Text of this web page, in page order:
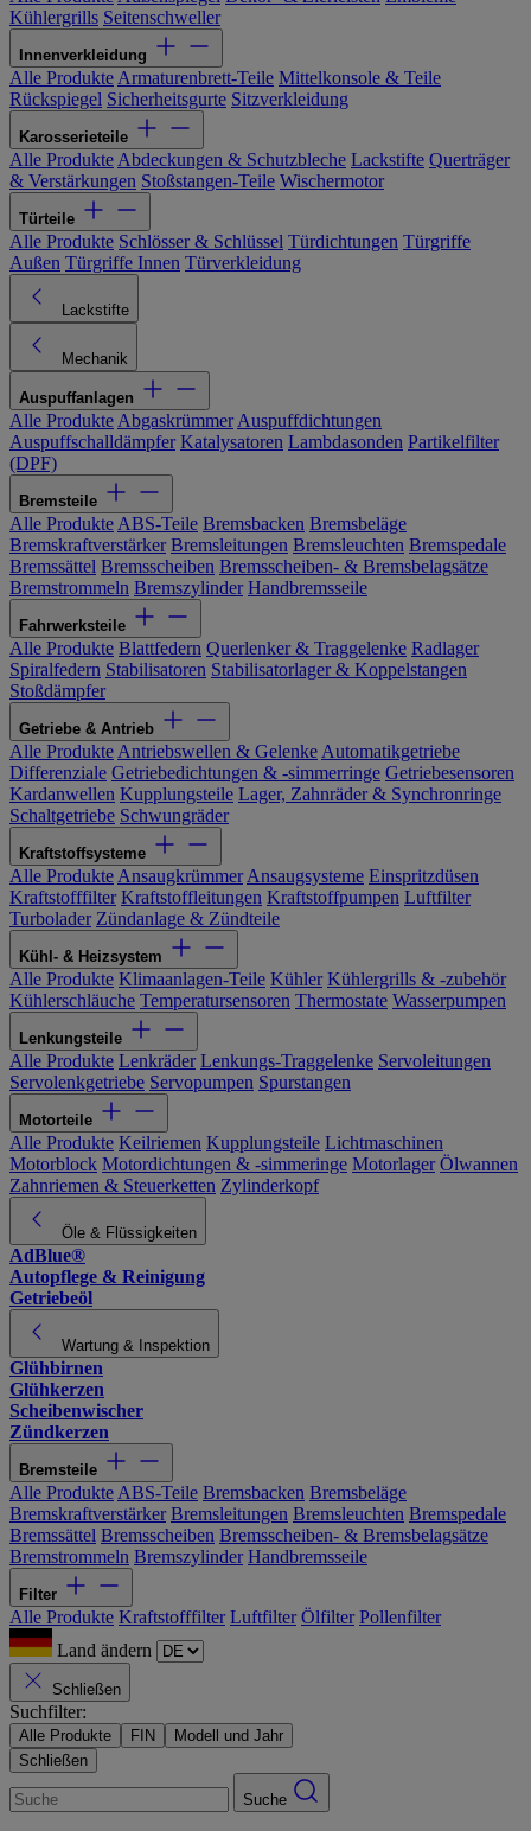
Kühlergrills Seitenschweller
Innenverkleidung
Alle Produkte Armaturenbrett-Teile Mittelkonsole & Teile
Rückspiegel Sicherheitsgurte Sitzverkleidung
Karosserieteile
Alle Produkte Abdeckungen & Schutzbleche Lackstifte Querträger
& Verstärkungen Stoßstangen-Teile Wischermotor
Türteile
Alle Produkte Schlösser & Schlüssel Türdichtungen Türgriffe
Außen Türgriffe Innen Türverkleidung
Lackstifte
Mechanik
Auspuffanlagen
Alle Produkte Abgaskrümmer Auspuffdichtungen
Auspuffschalldämpfer Katalysatoren Lambdasonden Partikelfilter
(DPF)
Bremsteile
Alle Produkte ABS-Teile Bremsbacken Bremsbeläge
Bremskraftverstärker Bremsleitungen Bremsleuchten Bremspedale
Bremssättel Bremsscheiben Bremsscheiben- & Bremsbelagsätze
Bremstrommeln Bremszylinder Handbremsseile
Fahrwerksteile
Alle Produkte Blattfedern Querlenker & Traggelenke Radlager
Spiralfedern Stabilisatoren Stabilisatorlager & Koppelstangen
Stoßdämpfer
Getriebe & Antrieb
Alle Produkte Antriebswellen & Gelenke Automatikgetriebe
Differenziale Getriebedichtungen & -simmerringe Getriebesensoren
Kardanwellen Kupplungsteile Lager, Zahnräder & Synchronringe
Schaltgetriebe Schwungräder
Kraftstoffsysteme
Alle Produkte Ansaugkrümmer Ansaugsysteme Einspritzdüsen
Kraftstofffilter Kraftstoffleitungen Kraftstoffpumpen Luftfilter
Turbolader Zündanlage & Zündteile
Kühl- & Heizsystem
Alle Produkte Klimaanlagen-Teile Kühler Kühlergrills & -zubehör
Kühlerschläuche Temperatursensoren Thermostate Wasserpumpen
Lenkungsteile
Alle Produkte Lenkräder Lenkungs-Traggelenke Servoleitungen
Servolenkgetriebe Servopumpen Spurstangen
Motorteile
Alle Produkte Keilriemen Kupplungsteile Lichtmaschinen
Motorblock Motordichtungen & -simmeringe Motorlager Ölwannen
Zahnriemen & Steuerketten Zylinderkopf
Öle & Flüssigkeiten
AdBlue®
Autopflege & Reinigung
Getriebeöl
Wartung & Inspektion
Glühbirnen
Glühkerzen
Scheibenwischer
Zündkerzen
Bremsteile
Alle Produkte ABS-Teile Bremsbacken Bremsbeläge
Bremskraftverstärker Bremsleitungen Bremsleuchten Bremspedale
Bremssättel Bremsscheiben Bremsscheiben- & Bremsbelagsätze
Bremstrommeln Bremszylinder Handbremsseile
Filter
Alle Produkte Kraftstofffilter Luftfilter Ölfilter Pollenfilter
Land ändern
Schließen
Suchfilter:
Alle Produkte FIN
Modell und Jahr
Schließen
Suche